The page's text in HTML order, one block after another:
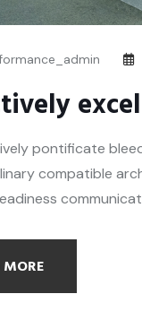
pontificate
compatible
MORE